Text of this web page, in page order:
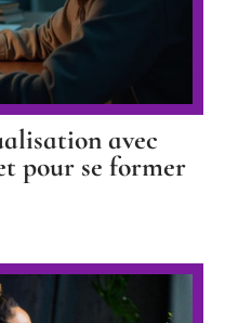
avec
pour se former